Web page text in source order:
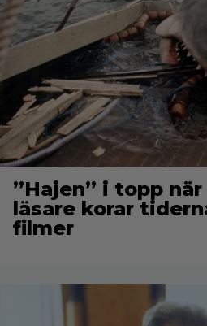
”Hajen” i topp
läsare korar
filmer